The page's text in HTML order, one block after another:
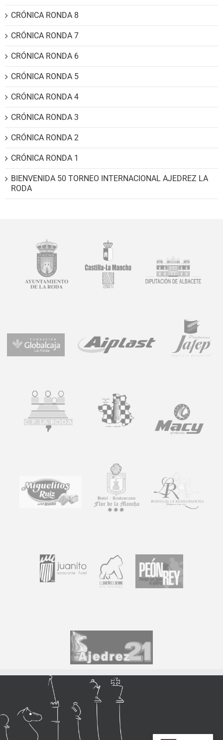
CRÓNICA RONDA 8
CRÓNICA RONDA 7
CRÓNICA RONDA 6
CRÓNICA RONDA 5
CRÓNICA RONDA 4
CRÓNICA RONDA 3
CRÓNICA RONDA 2
CRÓNICA RONDA 1
BIENVENIDA 50 TORNEO INTERNACIONAL AJEDREZ LA
RODA